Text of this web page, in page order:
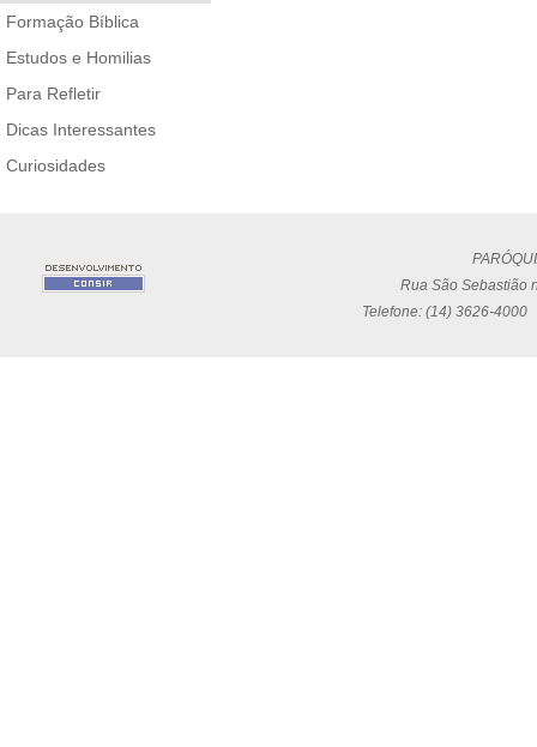
Formação Bíblica
Estudos e Homilias
Para Refletir
Dicas Interessantes
Curiosidades
Rua São Sebastião
Telefone: (14) 3626-